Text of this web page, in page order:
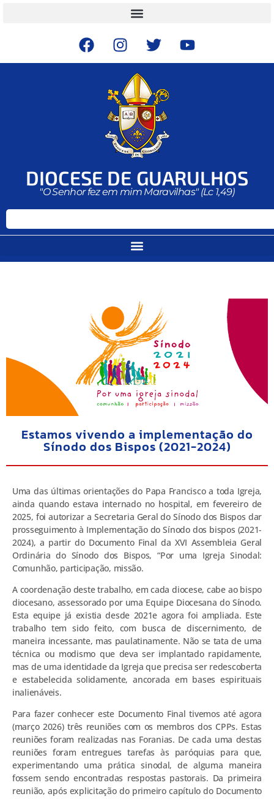
DIOCESE DE GUARULHOS
"O Senhor fez em mim Maravilhas" (Lc 1,49)
Estamos vivendo a implementação do
Sínodo dos Bispos (2021-2024)
Uma das últimas orientações do Papa Francisco a toda Igreja,
ainda quando estava internado no hospital, em fevereiro de
2025, foi autorizar a Secretaria Geral do Sínodo dos Bispos dar
prosseguimento à Implementação do Sínodo dos bispos (2021-
2024), a partir do Documento Final da XVI Assembleia Geral
Ordinária do Sínodo dos Bispos, “Por uma Igreja Sinodal:
Comunhão, participação, missão.
A coordenação deste trabalho, em cada diocese, cabe ao bispo
diocesano, assessorado por uma Equipe Diocesana do Sínodo.
Esta equipe já existia desde 2021e agora foi ampliada. Este
trabalho tem sido feito, com busca de discernimento, de
maneira incessante, mas paulatinamente. Não se tata de uma
técnica ou modismo que deva ser implantado rapidamente,
mas de uma identidade da Igreja que precisa ser redescoberta
e estabelecida solidamente, ancorada em bases espirituais
inalienáveis.
Para fazer conhecer este Documento Final tivemos até agora
(março 2026) três reuniões com os membros dos CPPs. Estas
reuniões foram realizadas nas Foranias. De cada uma destas
reuniões foram entregues tarefas às paróquias para que,
experimentando uma prática sinodal, de alguma maneira
fossem sendo encontradas respostas pastorais. Da primeira
reunião, após explicitação do primeiro capítulo do Documento